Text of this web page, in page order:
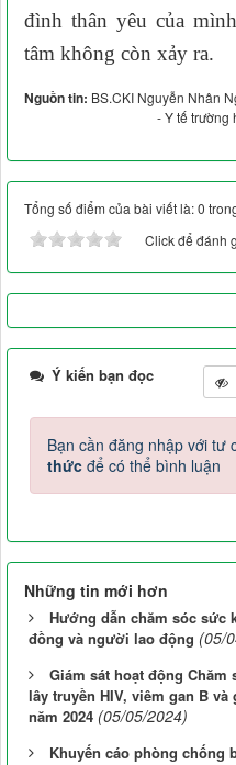
đình thân yêu của
tâm không còn xảy ra.
Nguồn tin: BS.CKI Nguyễn Nhân
- Y tế trường
Tổng số điểm của bài viết là: 0
Click để đánh
Ý kiến bạn đọc
Bạn cần đăng nhập với tư
thức để có thể bình luận
Những tin mới hơn
Hướng dẫn chăm sóc sức
đồng và người lao động (05/
Giám sát hoạt động
lây truyền HIV, viêm gan B
năm 2024 (05/05/2024)
Khuyến cáo phòng chống